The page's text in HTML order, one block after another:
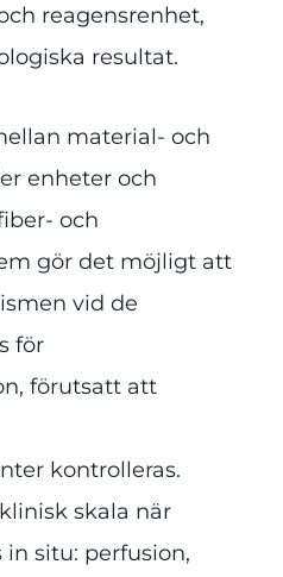
reagensrenhet,
resultat.
material- och
enheter och
och
gör det möjligt att
vid de
för
förutsatt att
kontrolleras.
skala när
situ: perfusion,